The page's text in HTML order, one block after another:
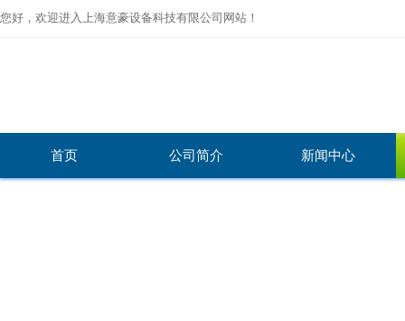
您好，欢迎进入上海意豪设备科技有限公司网站！
首页 公司简介 新闻中心